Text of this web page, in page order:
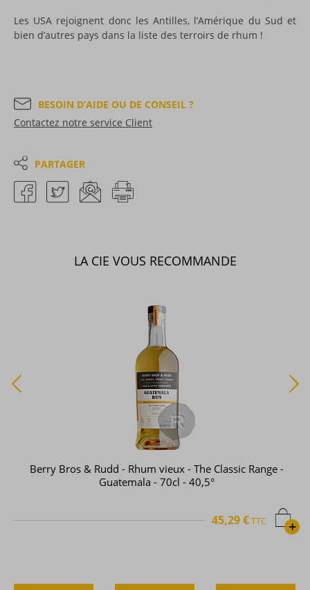
Les USA rejoignent donc les Antilles, l’Amérique du Sud et
bien d’autres pays dans la liste des terroirs de rhum !
BESOIN D’AIDE OU DE CONSEIL ?
Contactez notre service Client
PARTAGER
LA CIE VOUS RECOMMANDE
Berry Bros & Rudd - Rhum vieux - The Classic Range -
Guatemala - 70cl - 40,5°
+
45,29 €TTC